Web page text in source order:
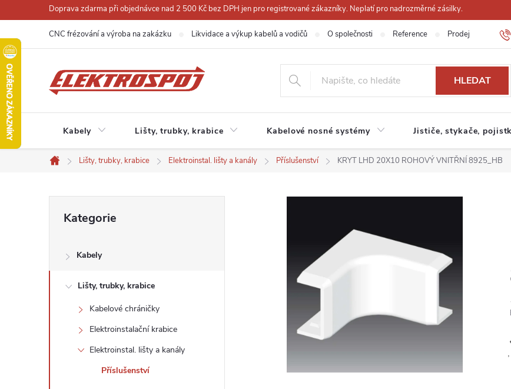
na
obsah
Doprava zdarma při objednávce nad 2 500 Kč bez DPH jen pro registrované zákazníky. Neplatí pro nadrozměrné zásilky.
CNC frézování a výroba na zakázku Likvidace a výkup kabelů a vodičů O společnosti Reference Prodejna
HLEDAT
Kabely Lišty, trubky, krabice Kabelové nosné systémy Jističe, stykače,
Domů
Lišty, trubky, krabice Elektroinstal. lišty a kanály Příslušenství KRYT LHD 20X10 ROHOVÝ VNITŘNÍ 8925_HB
s
kategorie
Kategorie
Kabely
Lišty, trubky, krabice
Kabelové chráničky
Elektroinstalační krabice
Elektroinstal. lišty a kanály
Příslušenství